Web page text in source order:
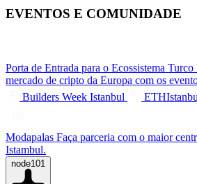
EVENTOS E COMUNIDADE
Porta de Entrada para o Ecossistema Turco
mercado de cripto da Europa com os
Builders Week Istanbul
Modapalas Faça parceria com o maior
Istambul.
node101